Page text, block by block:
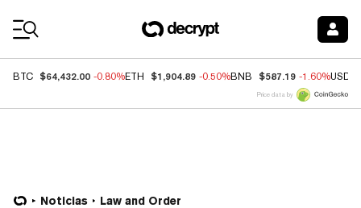
BTC $64,432.00 -0.80%ETH $1,904.89 -0.50%BNB $587.19 -1.60%USDC
Price data by
Noticias Law and Order